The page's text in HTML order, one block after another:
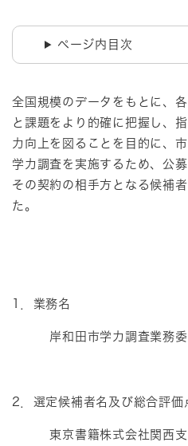
ページ内目次
全国規模のデータをもとに、
と課題をより的確に把握し、
力向上を図ることを目的に、
学力調査を実施するため、公
その契約の相手方となる候補
た。
1．業務名
岸和田市学力調査業務
2．選定候補者名及び総合評価
東京書籍株式会社関西